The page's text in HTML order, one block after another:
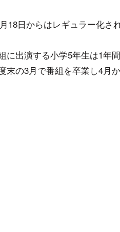
18日からはレギュラー化さ
に出演する小学5年生は1年
末の3月で番組を卒業し4月